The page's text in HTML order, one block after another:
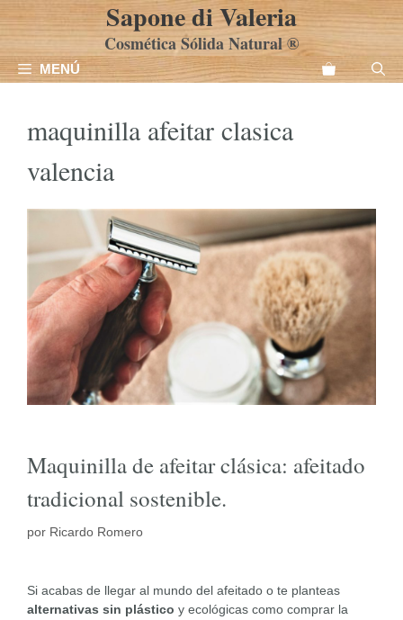
al
Sapone di Valeria
Cosmética Sólida Natural ®
MENÚ
maquinilla afeitar clasica
valencia
Maquinilla de afeitar clásica: afeitado
tradicional sostenible.
por Ricardo Romero
Si acabas de llegar al mundo del afeitado o te planteas
alternativas sin plástico y ecológicas como comprar la